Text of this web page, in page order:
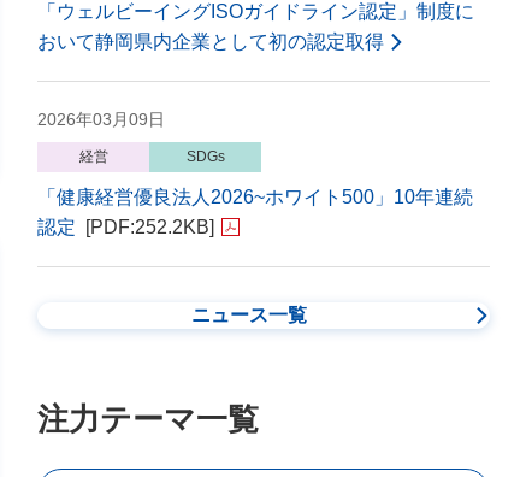
「ウェルビーイングISOガイドライン認定」制度に
おいて静岡県内企業として初の認定取得
2026年03月09日
経営 SDGs
「健康経営優良法人2026~ホワイト500」10年連続
認定
[PDF:252.2KB]
ニュース一覧
注力テーマ一覧